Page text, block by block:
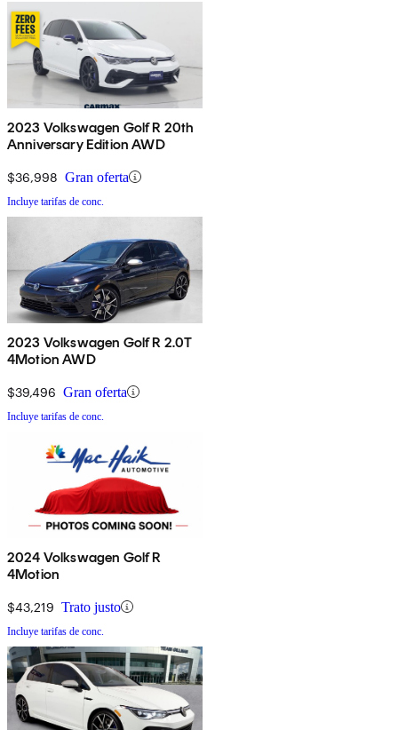
2023 Volkswagen Golf R 20th
Anniversary Edition AWD
$36,998 Gran oferta
Incluye tarifas de conc.
2023 Volkswagen Golf R 2.0T
4Motion AWD
$39,496 Gran oferta
Incluye tarifas de conc.
2024 Volkswagen Golf R
4Motion
$43,219 Trato justo
Incluye tarifas de conc.